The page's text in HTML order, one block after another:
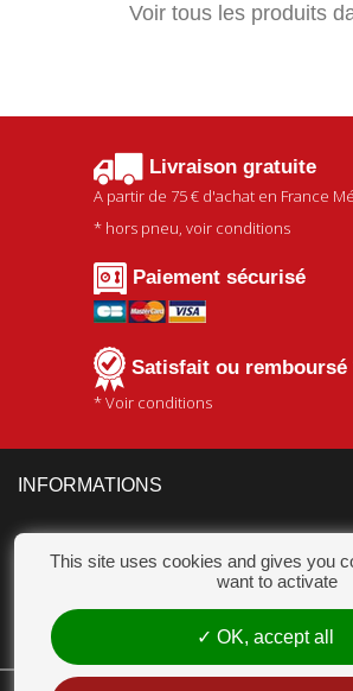
Voir tous les produits
Livraison gratuite
A partir de 75 € d'achat en France
* hors pneu, voir conditions
Paiement sécurisé
Satisfait ou remboursé
* Voir conditions
INFORMATIONS
CATÉGORIES
MON COMPTE
This site uses cookies and gives you
want to activate
OK, accept all